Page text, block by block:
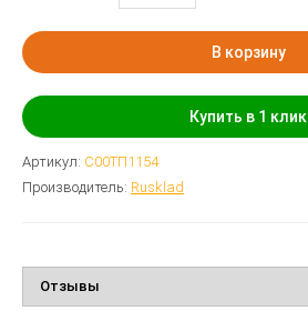
В корзину
Купить в 1 клик
Артикул: С00ТП1154
Производитель: Rusklad
Отзывы